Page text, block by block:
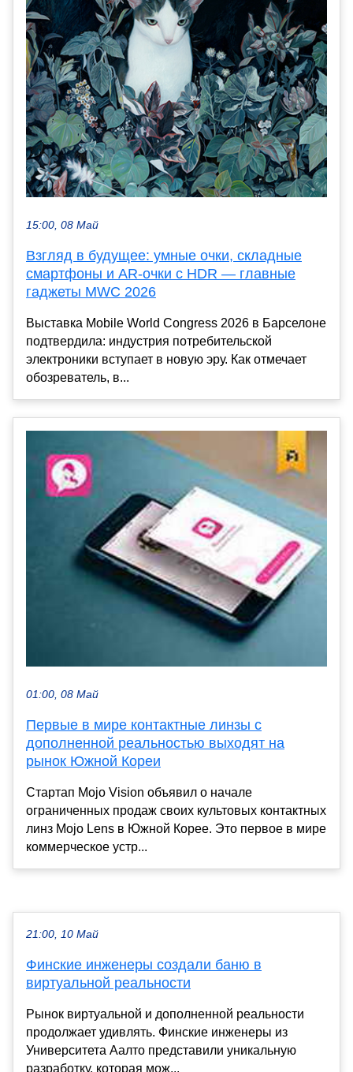
15:00, 08 Май
Взгляд в будущее: умные очки, складные
смартфоны и AR-очки с HDR — главные
гаджеты MWC 2026
Выставка Mobile World Congress 2026 в Барселоне
подтвердила: индустрия потребительской
электроники вступает в новую эру. Как отмечает
обозреватель, в...
01:00, 08 Май
Первые в мире контактные линзы с
дополненной реальностью выходят на
рынок Южной Кореи
Стартап Mojo Vision объявил о начале
ограниченных продаж своих культовых контактных
линз Mojo Lens в Южной Корее. Это первое в мире
коммерческое устр...
21:00, 10 Май
Финские инженеры создали баню в
виртуальной реальности
Рынок виртуальной и дополненной реальности
продолжает удивлять. Финские инженеры из
Университета Аалто представили уникальную
разработку, которая мож...